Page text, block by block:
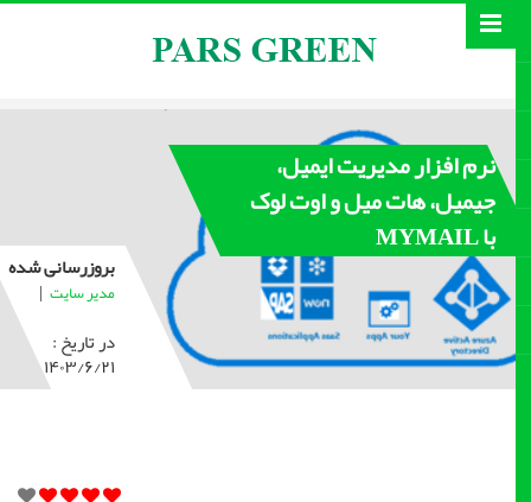
نرم افزار مدیریت ایمیل،
جیمیل، هات میل و اوت لوک
با MYMAIL
بروزرسانی شده
مدیر سایت |
در تاریخ :
۱۴۰۳/۶/۲۱